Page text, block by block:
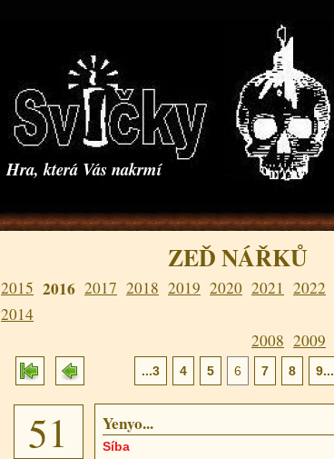
Hra, která Vás nakrmí
ZEĎ NÁŘKŮ
2022
2021
2020
2019
2018
2017
2016
2015
2014
2009
2008
...3 4 5 6 7 8 9...
51 Yenyo...
Síba